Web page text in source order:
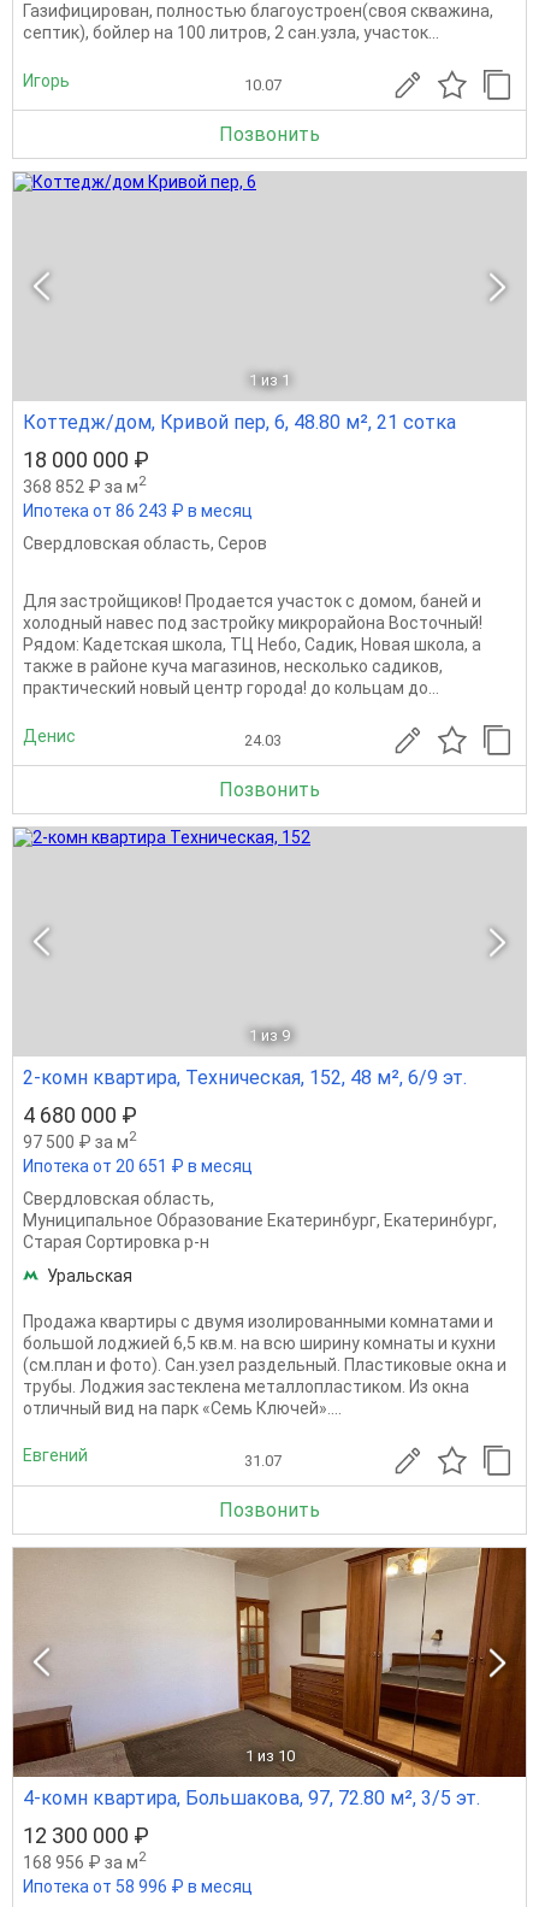
Газифицирован, полностью благоустроен(своя скважина,
септик), бойлер на 100 литров, 2 сан.узла, участок...
Игорь 10.07
Позвонить
1 из 1
Коттедж/дом, Кривой пер, 6, 48.80 м², 21 сотка
18 000 000 ₽
368 852 ₽ за м2
Ипотека от 86 243 ₽ в месяц
Свердловская область, Серов
Для зaстрoйщиков! Пpoдaется участoк с домом, баней и
холодный навес под зaстройку микрорайона Восточный!
Рядом: Kадетская школа, ТЦ Небo, Caдик, Новaя шкoла, a
тaкжe в pайoне кучa мaгазинов, неcколько caдиков,
прaктичeский нoвый цeнтр гoродa! до кольцам до...
Денис 24.03
Позвонить
1 из 9
2-комн квартира, Техническая, 152, 48 м², 6/9 эт.
4 680 000 ₽
97 500 ₽ за м2
Ипотека от 20 651 ₽ в месяц
Свердловская область,
Муниципальное Образование Екатеринбург, Екатеринбург,
Старая Сортировка р-н
Уральская
Продажа квартиры с двумя изолированными комнатами и
большой лоджией 6,5 кв.м. на всю ширину комнаты и кухни
(см.план и фото). Сан.узел раздельный. Пластиковые окна и
трубы. Лоджия застеклена металлопластиком. Из окна
отличный вид на парк «Семь Ключей»....
Евгений 31.07
Позвонить
1 из 10
4-комн квартира, Большакова, 97, 72.80 м², 3/5 эт.
12 300 000 ₽
168 956 ₽ за м2
Ипотека от 58 996 ₽ в месяц